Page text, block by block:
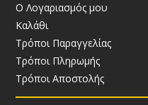
Ο Λογαριασμός μου
Καλάθι
Τρόποι Παραγγελίας
Τρόποι Πληρωμής
Τρόποι Αποστολής